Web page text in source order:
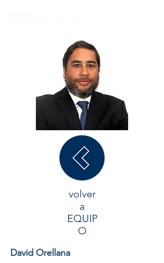
volver
a
EQUIP
O
David Orellana